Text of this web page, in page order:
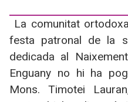
La comunitat
festa patronal de la
dedicada al
Enguany no hi ha
Mons. Timotei